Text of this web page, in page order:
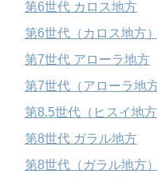
第6世代 カロス地方
第6世代（カロス地方）
第7世代 アローラ地方
第7世代（アローラ地方
第8.5世代（ヒスイ地方
第8世代 ガラル地方
第8世代（ガラル地方）